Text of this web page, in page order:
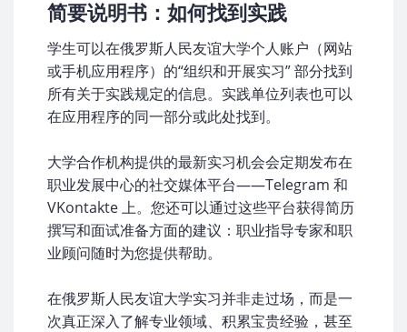
简要说明书：如何找到实践
学生可以在俄罗斯人民友谊大学个人账户（网站
或手机应用程序）的“组织和开展实习” 部分找到
所有关于实践规定的信息。实践单位列表也可以
在应用程序的同一部分或此处找到。
大学合作机构提供的最新实习机会会定期发布在
职业发展中心的社交媒体平台——Telegram 和
VKontakte 上。您还可以通过这些平台获得简历
撰写和面试准备方面的建议：职业指导专家和职
业顾问随时为您提供帮助。
在俄罗斯人民友谊大学实习并非走过场，而是一
次真正深入了解专业领域、积累宝贵经验，甚至